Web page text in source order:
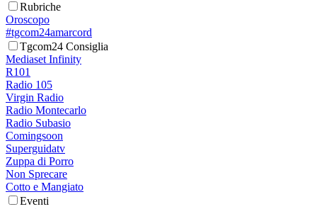
Rubriche
Oroscopo
#tgcom24amarcord
Tgcom24 Consiglia
Mediaset Infinity
R101
Radio 105
Virgin Radio
Radio Montecarlo
Radio Subasio
Comingsoon
Superguidatv
Zuppa di Porro
Non Sprecare
Cotto e Mangiato
Eventi